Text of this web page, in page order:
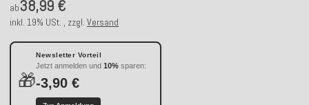
ab38,99 €
inkl. 19% USt. , zzgl. Versand
🎁
Newsletter Vorteil
Jetzt anmelden und 10% sparen:
-3,90 €